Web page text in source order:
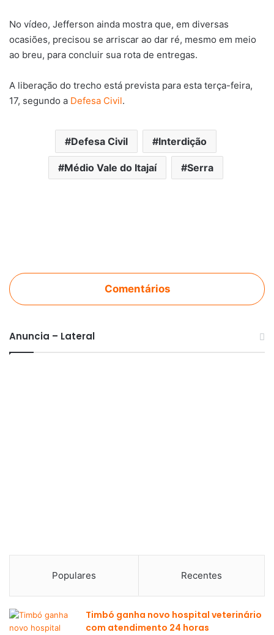
No vídeo, Jefferson ainda mostra que, em diversas
ocasiões, precisou se arriscar ao dar ré, mesmo em meio
ao breu, para concluir sua rota de entregas.
A liberação do trecho está prevista para esta terça-feira,
17, segundo a Defesa Civil.
Defesa Civil Interdição
Médio Vale do Itajaí Serra
Comentários
Anuncia – Lateral
Populares Recentes
Timbó ganha novo hospital veterinário
com atendimento 24 horas